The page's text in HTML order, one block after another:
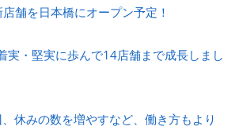
舗を日本橋にオープン予定！
実・堅実に歩んで14店舗まで成長しまし
休みの数を増やすなど、働き方もより